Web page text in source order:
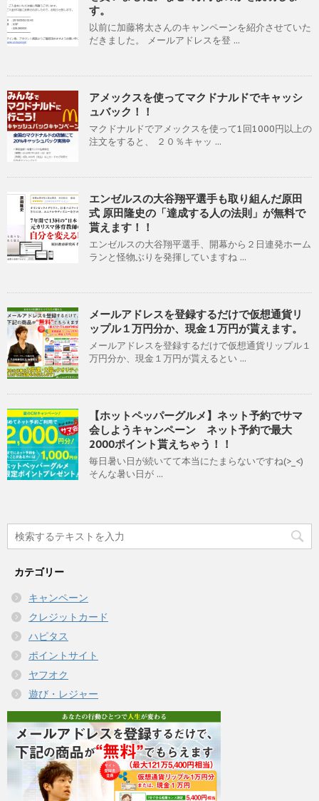
す。
以前に加藤将太さんのキャンペーンを紹介させていた
だきました。 メールアドレスを登 ...
アメックスを使ってマクドナルドでキャッシ
ュバック！！
マクドナルドでアメックスを使って1回1000円以上の
注文をすると、 ２０％キャッ ...
エンゼルスの大谷翔平選手も取り組んだ原田
式 原田隆史の「達成する人の法則」が無料で
貰えます！！
エンゼルスの大谷翔平選手、開幕から２日連発ホーム
ランと怪物ぶりを発揮していますね ...
メールアドレスを登録するだけで仮想通貨リ
ップル１万円分か、現金１万円が貰えます。
メールアドレスを登録するだけで仮想通貨リップル１
万円分か、現金１万円が貰えるとい ...
【ホットペッパーグルメ】ネット予約でサマ
会しようキャンペーン ネット予約で最大
2000ポイント貰えちゃう！！
毎日暑い日が続いてて本当にたまらないですね(>_<)
そんな暑い日が ...
カテゴリー
キャンペーン
クレジットカード
ハピタス
ポイントサイト
ヤフオク
遊び・レジャー